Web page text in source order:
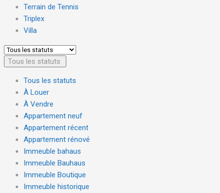
Terrain de Tennis
Triplex
Villa
Tous les statuts
Tous les statuts
À Louer
À Vendre
Appartement neuf
Appartement récent
Appartement rénové
Immeuble bahaus
Immeuble Bauhaus
Immeuble Boutique
Immeuble historique